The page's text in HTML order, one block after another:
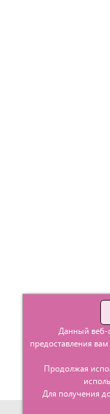
Данный веб-
предоставления
Продолжая
Для получения